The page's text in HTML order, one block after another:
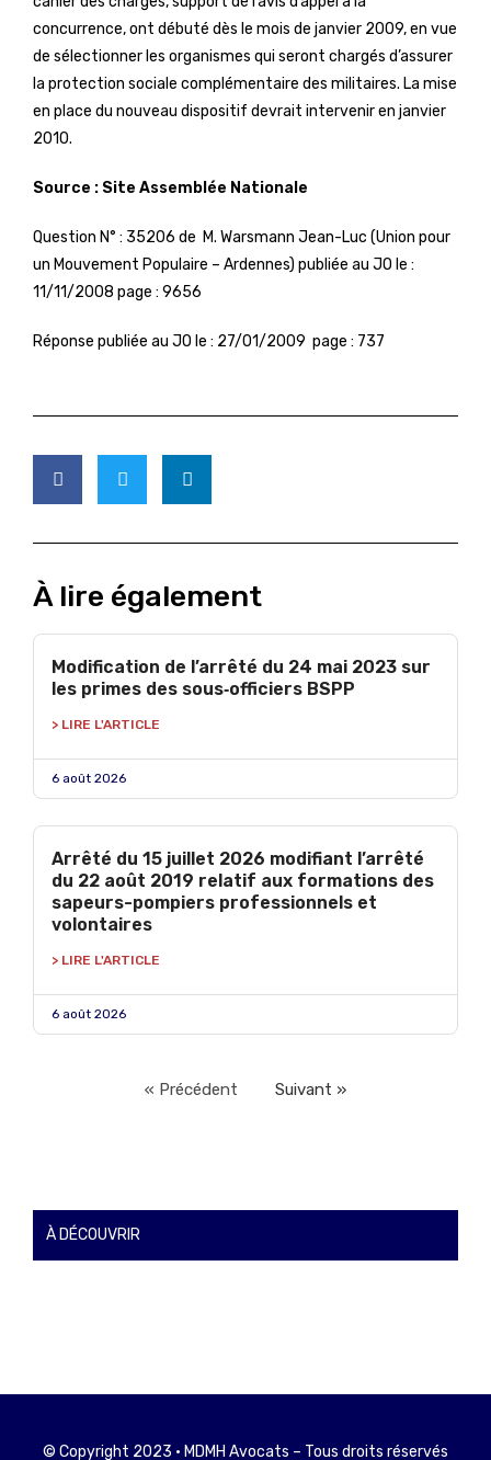
concurrence, ont débuté dès le mois de janvier 2009, en vue
de sélectionner les organismes qui seront chargés d’assurer
la protection sociale complémentaire des militaires. La mise
en place du nouveau dispositif devrait intervenir en janvier
2010.
Source : Site Assemblée Nationale
Question N° : 35206 de M. Warsmann Jean-Luc (Union pour
un Mouvement Populaire – Ardennes) publiée au JO le :
11/11/2008 page : 9656
Réponse publiée au JO le : 27/01/2009 page : 737
À lire également
Modification de l’arrêté du 24 mai 2023 sur
les primes des sous‑officiers BSPP
> LIRE L'ARTICLE
6 août 2026
Arrêté du 15 juillet 2026 modifiant l’arrêté
du 22 août 2019 relatif aux formations des
sapeurs-pompiers professionnels et
volontaires
> LIRE L'ARTICLE
6 août 2026
« Précédent Suivant »
À DÉCOUVRIR
© Copyright 2023 • MDMH Avocats – Tous droits réservés